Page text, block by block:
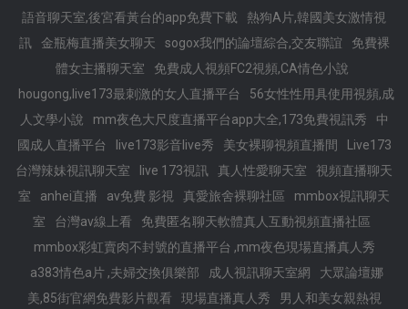
語音聊天室,後宮看黃台的app免費下載
熱狗A片,韓國美女激情視
訊
金瓶梅直播美女聊天 sogox我們的論壇綜合,交友聯誼
免費裸
體女主播聊天室
免費成人視頻FC2視頻,CA情色小說
hougong,live173最刺激的女人直播平台
56女性性用具使用視頻,成
人文學小說
mm夜色大尺度直播平台app大全,173免費視訊秀
中
國成人直播平台
live173影音live秀 美女裸聊視頻直播間
Live173
台灣辣妹視訊聊天室
live 173視訊 真人性愛聊天室
視頻直播聊天
室
anhei直播 av免費 影視 真愛旅舍裸聊社區
mmbox視訊聊天
室
台灣av線上看
免費匿名聊天軟體真人互動視頻直播社區
mmbox彩虹賣肉不封號的直播平台 ,mm夜色現場直播真人秀
a383情色a片 ,夫婦交換俱樂部
成人視訊聊天室網
大眾論壇娜
美,85街官網免費影片觀看
現場直播真人秀 男人和美女親熱視